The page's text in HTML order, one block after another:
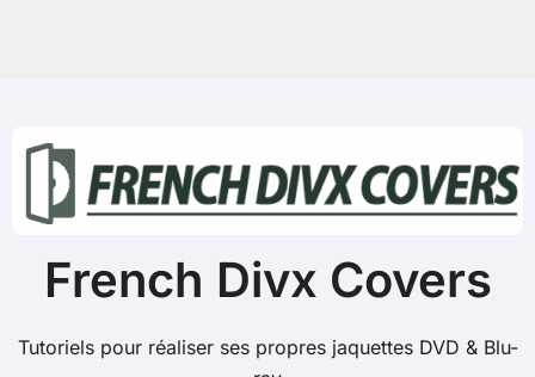
French Divx Covers
Tutoriels pour réaliser ses propres jaquettes DVD & Blu-